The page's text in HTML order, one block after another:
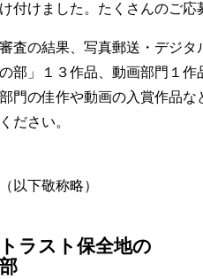
け付けました。たくさんのご応
審査の結果、写真郵送・デジ
の部」１３作品、動画部門１
部門の佳作や動画の入賞作品な
ください。
（以下敬称略）
トラスト保全地の